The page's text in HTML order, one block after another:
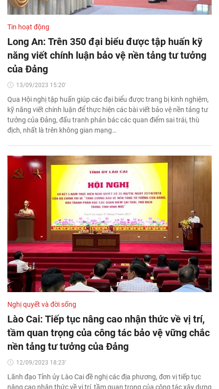
Tin hoạt động
Long An: Trên 350 đại biểu được tập huấn kỹ
năng viết chính luận bảo vệ nền tảng tư tưởng
của Đảng
13/09/2023 15:20'
Qua Hội nghị tập huấn giúp các đại biểu được trang bị kinh nghiệm,
kỹ năng viết chính luận để thực hiện các bài viết bảo vệ nền tảng tư
tưởng của Đảng, đấu tranh phản bác các quan điểm sai trái, thù
địch, nhất là trên không gian mạng…
Nghị quyết và đời sống
Lào Cai: Tiếp tục nâng cao nhận thức về vị trí,
tầm quan trọng của công tác bảo vệ vững chắc
nền tảng tư tưởng của Đảng
12/09/2023 18:23'
Lãnh đạo Tỉnh ủy Lào Cai đề nghị các địa phương, đơn vị tiếp tục
nâng cao nhận thức về vị trí, tầm quan trọng của công tác xây dựng